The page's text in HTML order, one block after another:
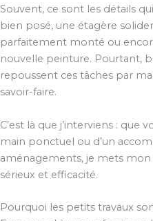
Souvent, ce sont les détails
bien posé, une étagère
parfaitement monté ou
nouvelle peinture. Pourtant,
repoussent ces tâches par
savoir-faire.
C’est là que j’interviens : que
main ponctuel ou d’un
aménagements, je mets mon
sérieux et efficacité.
Pourquoi les petits travaux